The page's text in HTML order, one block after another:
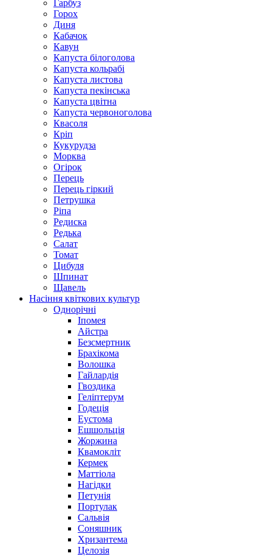
Гарбуз
Горох
Диня
Кабачок
Кавун
Капуста білоголова
Капуста кольрабі
Капуста листова
Капуста пекінська
Капуста цвітна
Капуста червоноголова
Квасоля
Кріп
Кукурудза
Морква
Огірок
Перець
Перець гіркий
Петрушка
Ріпа
Редиска
Редька
Салат
Томат
Цибуля
Шпинат
Щавель
Насіння квіткових культур
Однорічні
Іпомея
Айстра
Безсмертник
Брахікома
Волошка
Гайлардія
Гвоздика
Геліптерум
Годеція
Еустома
Ешшольція
Жоржина
Квамокліт
Кермек
Маттіола
Нагідки
Петунія
Портулак
Сальвія
Соняшник
Хризантема
Целозія